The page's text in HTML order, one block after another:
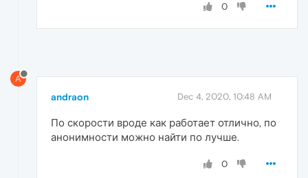
0
A
andraon Dec 4, 2020, 10:48 AM
По скорости вроде как работает отлично, по
анонимности можно найти по лучше.
0